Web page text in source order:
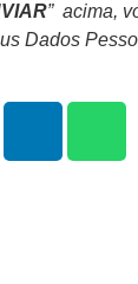
” acima,
Dados